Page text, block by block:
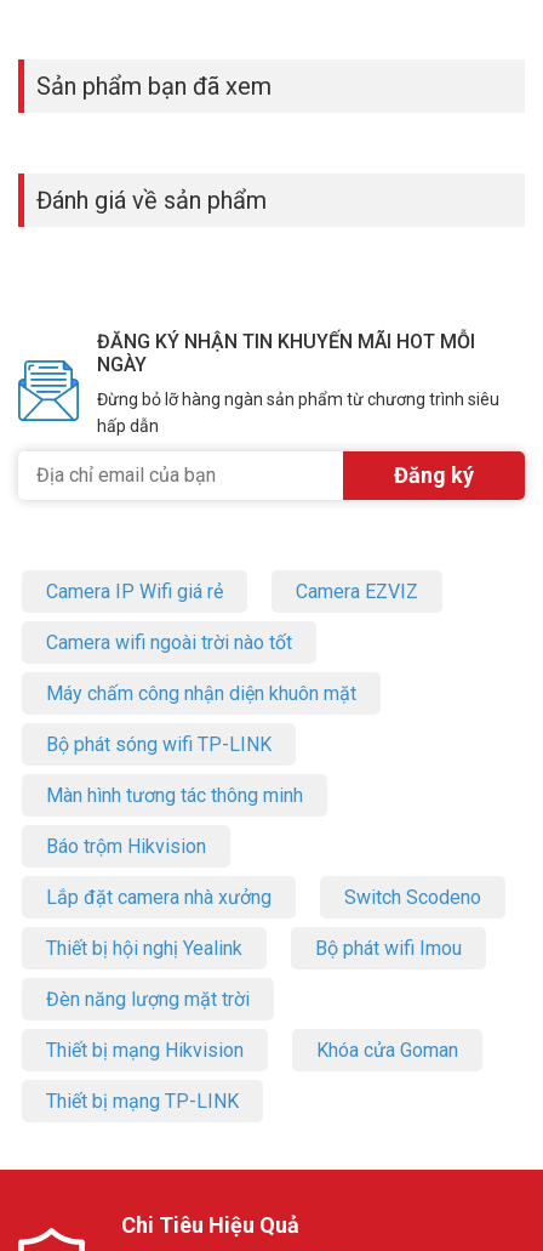
Sản phẩm bạn đã xem
Đánh giá về sản phẩm
ĐĂNG KÝ NHẬN TIN KHUYẾN MÃI HOT MỖI
NGÀY
Đừng bỏ lỡ hàng ngàn sản phẩm từ chương trình siêu
hấp dẫn
Camera IP Wifi giá rẻ Camera EZVIZ
Camera wifi ngoài trời nào tốt
Máy chấm công nhận diện khuôn mặt
Bộ phát sóng wifi TP-LINK
Màn hình tương tác thông minh
Báo trộm Hikvision
Lắp đặt camera nhà xưởng Switch Scodeno
Thiết bị hội nghị Yealink Bộ phát wifi Imou
Đèn năng lượng mặt trời
Thiết bị mạng Hikvision Khóa cửa Goman
Thiết bị mạng TP-LINK
Chi Tiêu Hiệu Quả